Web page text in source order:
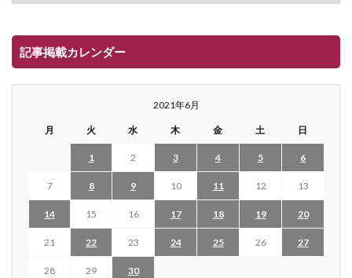
記事掲載カレンダー
2021年6月
月 火 水 木 金 土 日
1 2 3 4 5 6
7 8 9 10 11 12 13
14 15 16 17 18 19 20
21 22 23 24 25 26 27
28 29
30